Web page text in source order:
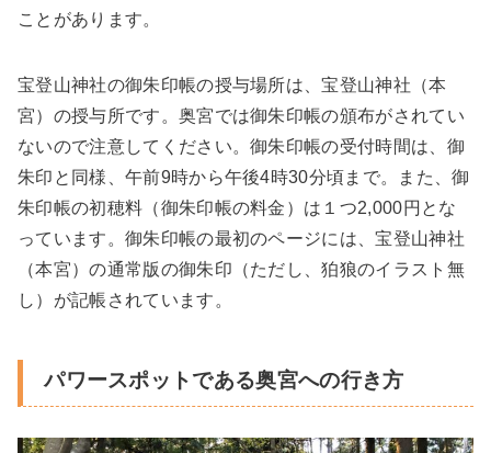
ことがあります。
宝登山神社の御朱印帳の授与場所は、宝登山神社（本
宮）の授与所です。奥宮では御朱印帳の頒布がされてい
ないので注意してください。御朱印帳の受付時間は、御
朱印と同様、午前9時から午後4時30分頃まで。また、御
朱印帳の初穂料（御朱印帳の料金）は１つ2,000円とな
っています。御朱印帳の最初のページには、宝登山神社
（本宮）の通常版の御朱印（ただし、狛狼のイラスト無
し）が記帳されています。
パワースポットである奥宮への行き方